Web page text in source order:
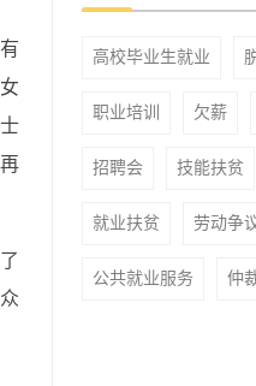
高校毕业生就业
职业培训 欠薪
招聘会 技能扶贫
就业扶贫 劳动争
公共就业服务 仲